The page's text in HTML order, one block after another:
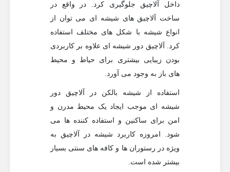
داخل آلاچیق جلوگیری کرد. در واقع در
ساخت آلاچیق های شیشه ای می توان از
انواع شیشه با شکل های مختلف استفاده
کرد. آلاچیق دور شیشه ای علاوه بر کاربردی
بودن زیبایی بیشتری برای حیاط و محیط
های باز به وجود می آورد.
استفاده از شیشه بالکن در آلاچیق دور
شیشه ای موجب ایجاد یک محیط مدرن و
امن برای ساکنین و استفاده کننده ها می
شود. امروزه کاربرد شیشه در آلاچیق به
ویژه در رستوران ها و کافه های سنتی بسیار
بیشتر شده است.